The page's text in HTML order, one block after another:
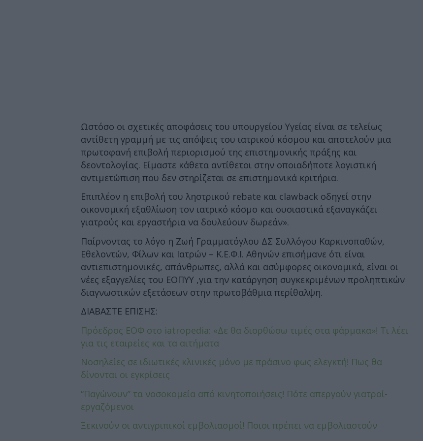
Ωστόσο οι σχετικές αποφάσεις του υπουργείου Υγείας είναι σε τελείως
αντίθετη γραμμή με τις απόψεις του ιατρικού κόσμου και αποτελούν μια
πρωτοφανή επιβολή περιορισμού της επιστημονικής πράξης και
δεοντολογίας. Είμαστε κάθετα αντίθετοι στην οποιαδήποτε λογιστική
αντιμετώπιση που δεν στηρίζεται σε επιστημονικά κριτήρια.
Επιπλέον η επιβολή του ληστρικού rebate και clawback οδηγεί στην
οικονομική εξαθλίωση τον ιατρικό κόσμο και ουσιαστικά εξαναγκάζει
γιατρούς και εργαστήρια να δουλεύουν δωρεάν».
Παίρνοντας το λόγο η Ζωή Γραμματόγλου ΔΣ Συλλόγου Καρκινοπαθών,
Εθελοντών, Φίλων και Ιατρών – Κ.Ε.Φ.Ι. Αθηνών επισήμανε ότι είναι
αντιεπιστημονικές, απάνθρωπες, αλλά και ασύμφορες οικονομικά, είναι οι
νέες εξαγγελίες του ΕΟΠΥΥ ,για την κατάργηση συγκεκριμένων προληπτικών
διαγνωστικών εξετάσεων στην πρωτοβάθμια περίθαλψη.
ΔΙΑΒΑΣΤΕ ΕΠΙΣΗΣ:
Πρόεδρος ΕΟΦ στο iatropedia: «Δε θα διορθώσω τιμές στα φάρμακα»! Τι λέει
για τις εταιρείες και τα αιτήματα
Νοσηλείες σε ιδιωτικές κλινικές μόνο με πράσινο φως ελεγκτή! Πως θα
δίνονται οι εγκρίσεις
“Παγώνουν” τα νοσοκομεία από κινητοποιήσεις! Πότε απεργούν γιατροί-
εργαζόμενοι
Ξεκινούν οι αντιγριπικοί εμβολιασμοί! Ποιοι πρέπει να εμβολιαστούν